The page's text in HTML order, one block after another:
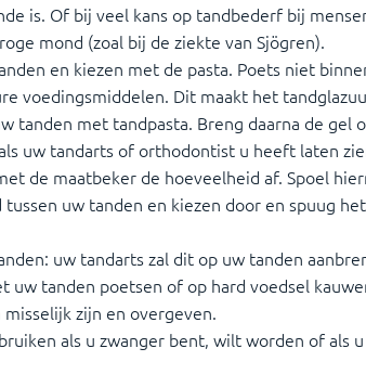
is. Of bij veel kans op tandbederf bij
mond (zoal bij de ziekte van Sjögren).
en kiezen met de pasta. Poets niet
voedingsmiddelen. Dit maakt het
tanden met tandpasta. Breng daarna de gel
uw tandarts of orthodontist u heeft laten
de maatbeker de hoeveelheid af. Spoel
uw tanden en kiezen door en spuug
uw tandarts zal dit op uw tanden
uw tanden poetsen of op hard voedsel
zijn en overgeven.
als u zwanger bent, wilt worden of als